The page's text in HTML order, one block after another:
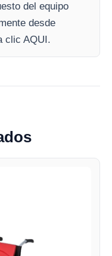
del equipo
desde
clic AQUI.